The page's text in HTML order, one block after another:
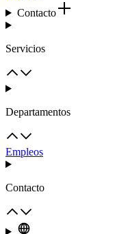
Contacto
Servicios
Departamentos
Empleos
Contacto